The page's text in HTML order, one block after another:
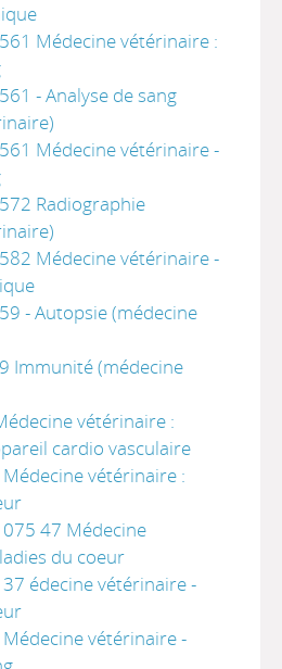
Médecine vétérinaire :
- Analyse de sang
Médecine vétérinaire -
Radiographie
Médecine vétérinaire -
- Autopsie (médecine
Immunité (médecine
vétérinaire :
cardio vasculaire
vétérinaire :
47 Médecine
du coeur
édecine vétérinaire -
vétérinaire -